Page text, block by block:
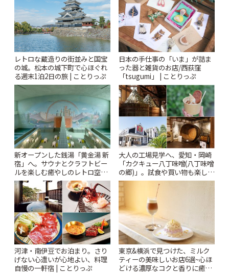
レトロな蔵造りの街並みと国宝
の城。松本の城下町で心ほぐれ
る週末1泊2日の旅 | ことりっぷ
日本の手仕事の「いま」が詰ま
った器と雑貨のお店/西荻窪
「tsugumi」 | ことりっぷ
新オープンした銭湯「黄金湯 新
宿」へ。サウナとクラフトビー
ルを楽しむ癒やしのレトロ空間
| ことりっぷ
大人の工場見学へ、愛知・岡崎
「カクキュー八丁味噌(八丁味噌
の郷)」。試食や買い物も楽しみ
♪ | ことりっぷ
河津・南伊豆でお泊まり。さり
げない心遣いが心地よい、料理
自慢の一軒宿 | ことりっぷ
東京&横浜で見つけた、ミルク
ティーの美味しいお店6選~心ほ
どける濃厚なコクと香りに癒や